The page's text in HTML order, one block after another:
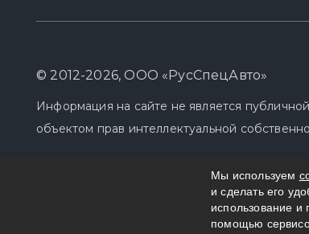
© 2012-2026, ООО «РусСпецАвто»
Информация на сайте не является
объектом прав интеллектуальной
Мы используем
и сделать его
использование и
помощью